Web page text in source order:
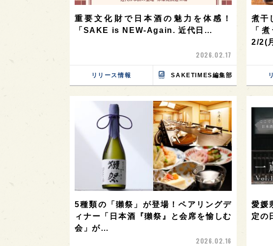
重要文化財で日本酒の魅力を体感！
「SAKE is NEW-Again. 近代日…
2026.02.17
リリース情報 SAKETIMES編集部
煮干
「
2/2(
5種類の「獺祭」が登場！ペアリングデ
ィナー「日本酒『獺祭』と会席を愉しむ
会」が…
2026.02.16
愛媛
定の